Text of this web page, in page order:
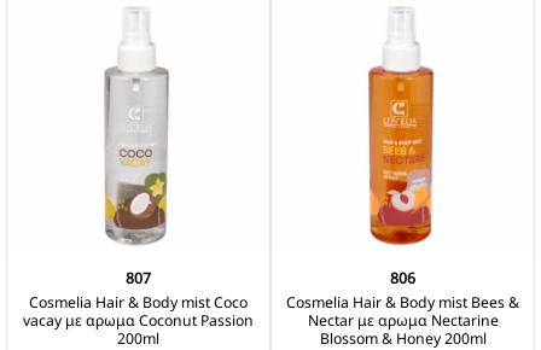
807
Cosmelia Hair & Body mist Coco
vacay με αρωμα Coconut Passion
200ml
806
Cosmelia Hair & Body mist Bees &
Nectar με αρωμα Nectarine
Blossom & Honey 200ml